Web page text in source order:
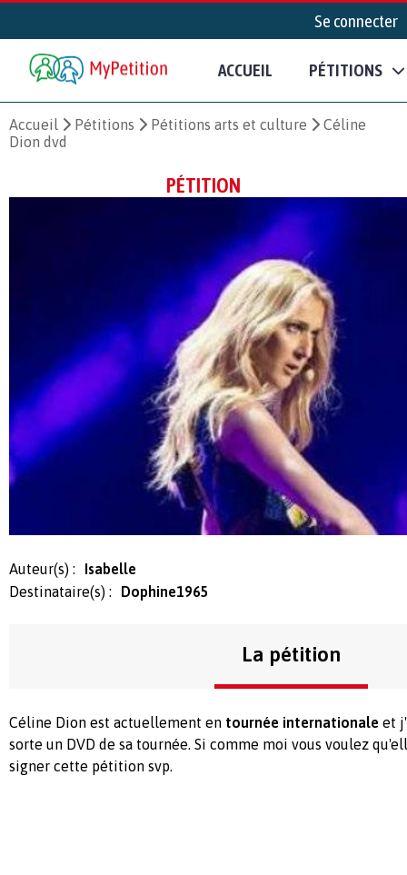
Se connecter
ACCUEIL PÉTITIONS
Accueil Pétitions Pétitions arts et culture
Céline
Dion dvd
PÉTITION
Auteur(s) :
Isabelle
Destinataire(s) :
Dophine1965
La pétition
Céline Dion est actuellement en tournée internationale et
sorte un DVD de sa tournée. Si comme moi vous voulez
signer cette pétition svp.